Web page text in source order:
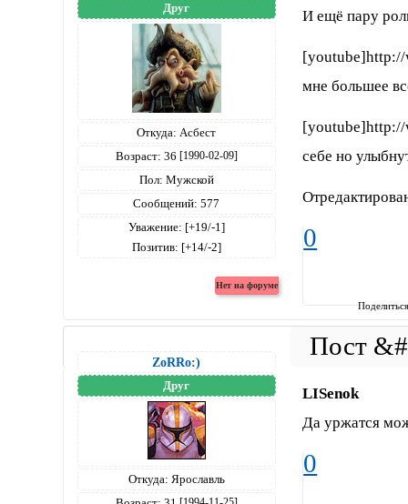
Друг
Откуда: Асбест
Возраст: 36 [1990-02-09]
Пол: Мужской
Сообщений: 577
Уважение: [+19/-1]
Позитив: [+14/-2]
И ещё пару
[youtube]http://
мне большее
[youtube]http://
себе но
0
ZoRRo:)
Друг
Откуда: Ярославль
LISenok
Да уржатся
0